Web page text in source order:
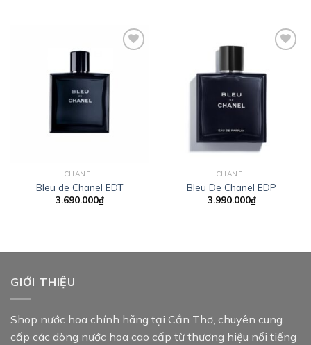
CHANEL
Bleu de Chanel EDT
3.690.000₫
CHANEL
Bleu De Chanel EDP
3.990.000₫
GIỚI THIỆU
Shop nước hoa chính hãng tại Cần Thơ, chuyên cung
cấp các dòng nước hoa cao cấp từ thương hiệu nổi tiếng